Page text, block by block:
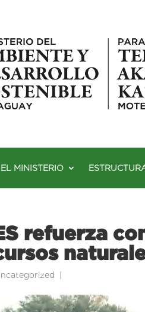
EL MINISTERIO
refuerza